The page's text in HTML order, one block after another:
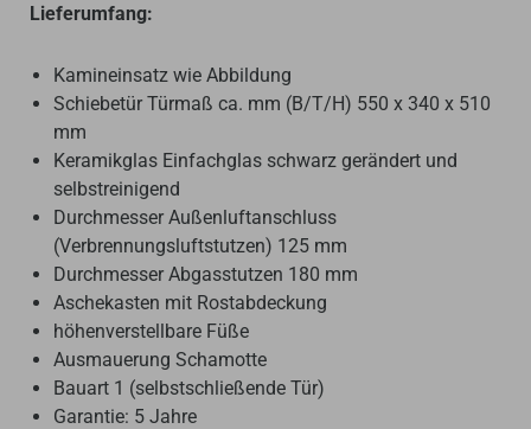
Lieferumfang:
Kamineinsatz wie Abbildung
Schiebetür Türmaß ca. mm (B/T/H) 550 x 340 x 510
mm
Keramikglas Einfachglas schwarz gerändert und
selbstreinigend
Durchmesser Außenluftanschluss
(Verbrennungsluftstutzen) 125 mm
Durchmesser Abgasstutzen 180 mm
Aschekasten mit Rostabdeckung
höhenverstellbare Füße
Ausmauerung Schamotte
Bauart 1 (selbstschließende Tür)
Garantie: 5 Jahre